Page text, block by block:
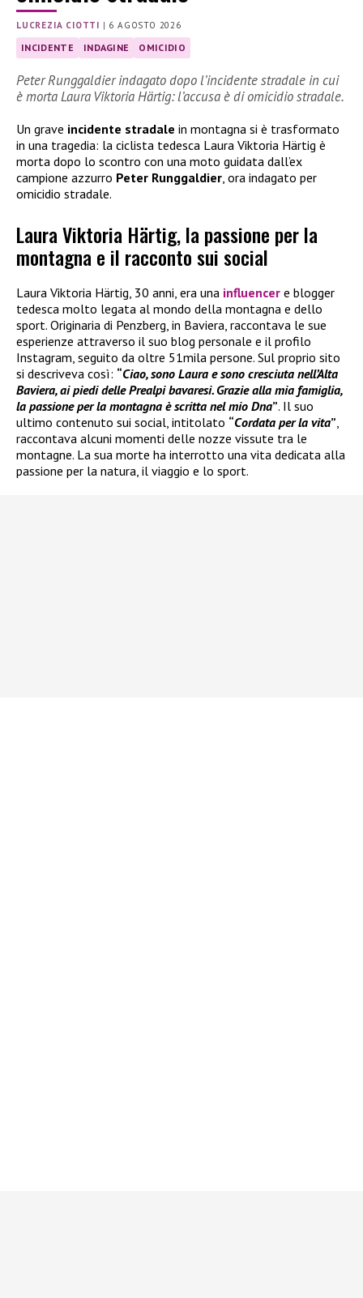
LUCREZIA CIOTTI | 6 AGOSTO 2026
INCIDENTE INDAGINE OMICIDIO
Peter Runggaldier indagato dopo l’incidente stradale in cui
è morta Laura Viktoria Härtig: l’accusa è di omicidio stradale.
Un grave incidente stradale in montagna si è trasformato
in una tragedia: la ciclista tedesca Laura Viktoria Härtig è
morta dopo lo scontro con una moto guidata dall’ex
campione azzurro Peter Runggaldier , ora indagato per
omicidio stradale.
Laura Viktoria Härtig, la passione per la
montagna e il racconto sui social
Laura Viktoria Härtig, 30 anni, era una influencer e blogger
tedesca molto legata al mondo della montagna e dello
sport. Originaria di Penzberg, in Baviera, raccontava le sue
esperienze attraverso il suo blog personale e il profilo
Instagram, seguito da oltre 51mila persone. Sul proprio sito
si descriveva così: “Ciao, sono Laura e sono cresciuta nell’Alta
Baviera, ai piedi delle Prealpi bavaresi. Grazie alla mia famiglia,
la passione per la montagna è scritta nel mio Dna”. Il suo
ultimo contenuto sui social, intitolato “Cordata per la vita”
raccontava alcuni momenti delle nozze vissute tra le
montagne. La sua morte ha interrotto una vita dedicata alla
passione per la natura, il viaggio e lo sport.